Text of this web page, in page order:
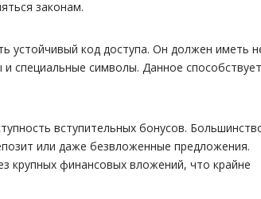
законам.
устойчивый код доступа. Он должен иметь
специальные символы. Данное способствует
вступительных бонусов.
или даже безвложенные предложения.
крупных финансовых вложений, что крайне